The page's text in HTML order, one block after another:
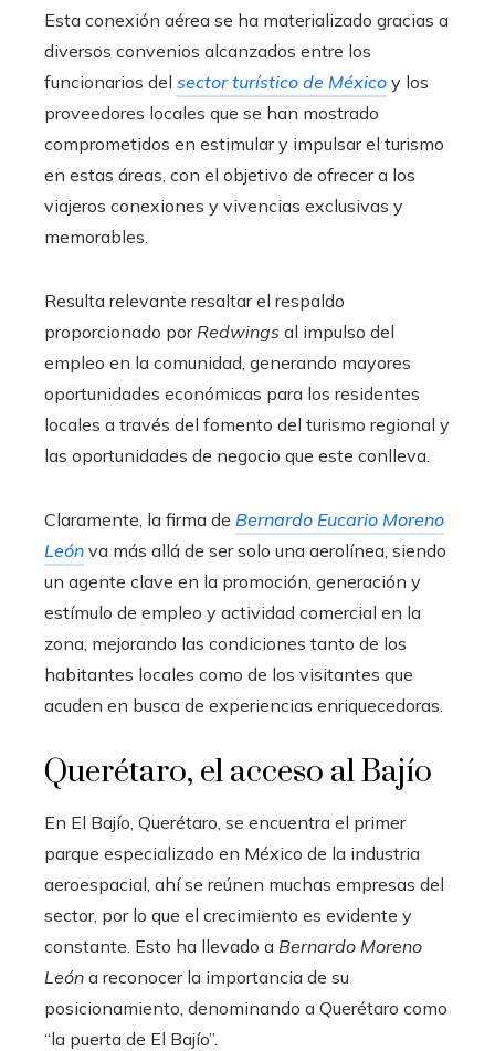
Esta conexión aérea se ha materializado gracias a
diversos convenios alcanzados entre los
funcionarios del sector turístico de México y los
proveedores locales que se han mostrado
comprometidos en estimular y impulsar el turismo
en estas áreas, con el objetivo de ofrecer a los
viajeros conexiones y vivencias exclusivas y
memorables.
Resulta relevante resaltar el respaldo
proporcionado por Redwings al impulso del
empleo en la comunidad, generando mayores
oportunidades económicas para los residentes
locales a través del fomento del turismo regional y
las oportunidades de negocio que este conlleva.
Claramente, la firma de Bernardo Eucario Moreno
León va más allá de ser solo una aerolínea, siendo
un agente clave en la promoción, generación y
estímulo de empleo y actividad comercial en la
zona, mejorando las condiciones tanto de los
habitantes locales como de los visitantes que
acuden en busca de experiencias enriquecedoras.
Querétaro, el acceso al Bajío
En El Bajío, Querétaro, se encuentra el primer
parque especializado en México de la industria
aeroespacial, ahí se reúnen muchas empresas del
sector, por lo que el crecimiento es evidente y
constante. Esto ha llevado a Bernardo Moreno
León a reconocer la importancia de su
posicionamiento, denominando a Querétaro como
“la puerta de El Bajío”.